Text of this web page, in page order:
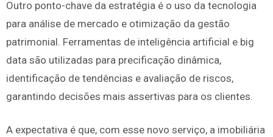
Outro ponto-chave da estratégia é o uso da tecnologia
para análise de mercado e otimização da gestão
patrimonial. Ferramentas de inteligência artificial e big
data são utilizadas para precificação dinâmica,
identificação de tendências e avaliação de riscos,
garantindo decisões mais assertivas para os clientes.
A expectativa é que, com esse novo serviço, a imobiliária